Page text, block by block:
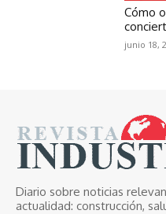
Cómo
junio 18,
Diario sobre noticias
actualidad: construcción,